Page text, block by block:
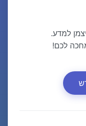
למדע.
לכם!